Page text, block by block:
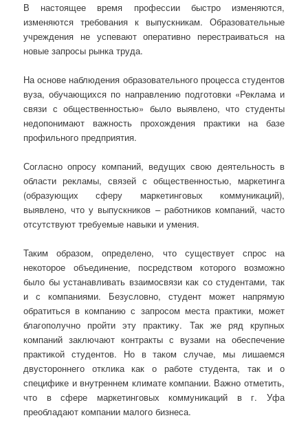
В настоящее время профессии быстро изменяются,
изменяются требования к выпускникам. Образовательные
учреждения не успевают оперативно перестраиваться на
новые запросы рынка труда.
На основе наблюдения образовательного процесса студентов
вуза, обучающихся по направлению подготовки «Реклама и
связи с общественностью» было выявлено, что студенты
недопонимают важность прохождения практики на базе
профильного предприятия.
Согласно опросу компаний, ведущих свою деятельность в
области рекламы, связей с общественностью, маркетинга
(образующих сферу маркетинговых коммуникаций),
выявлено, что у выпускников – работников компаний, часто
отсутствуют требуемые навыки и умения.
Таким образом, определено, что существует спрос на
некоторое объединение, посредством которого возможно
было бы устанавливать взаимосвязи как со студентами, так
и с компаниями. Безусловно, студент может напрямую
обратиться в компанию с запросом места практики, может
благополучно пройти эту практику. Так же ряд крупных
компаний заключают контракты с вузами на обеспечение
практикой студентов. Но в таком случае, мы лишаемся
двустороннего отклика как о работе студента, так и о
специфике и внутреннем климате компании. Важно отметить,
что в сфере маркетинговых коммуникаций в г. Уфа
преобладают компании малого бизнеса.